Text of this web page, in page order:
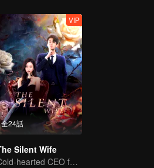
全24話
VIP
Silent Wife
Cold-hearted CEO falls for his innocent, silent wife!